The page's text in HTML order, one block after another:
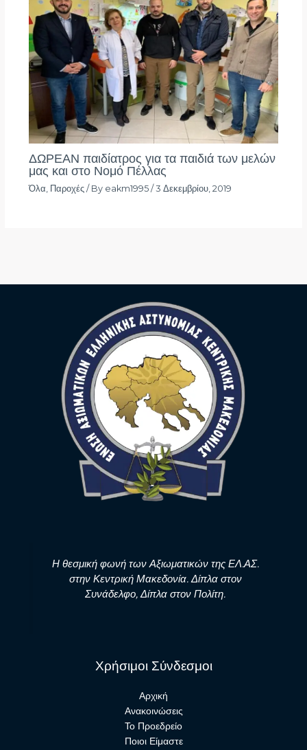
ΔΩΡΕΑΝ παιδίατρος για τα παιδιά των μελών
μας και στο Νομό Πέλλας
Όλα Παροχές/ By eakm1995 /3 Δεκεμβρίου, 2019
Η θεσμική φωνή των Αξιωματικών της ΕΛ.ΑΣ.
στην Κεντρική Μακεδονία. Δίπλα στον
Συνάδελφο, Δίπλα στον Πολίτη.
Χρήσιμοι Σύνδεσμοι
Αρχική
Ανακοινώσεις
Το Προεδρείο
Ποιοι Είμαστε